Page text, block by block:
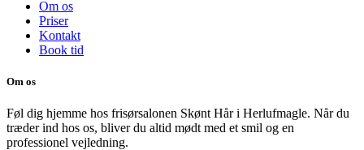
Om os
Priser
Kontakt
Book tid
Om os
Føl dig hjemme hos frisørsalonen Skønt Hår i Herlufmagle. Når du
træder ind hos os, bliver du altid mødt med et smil og en
professionel vejledning.